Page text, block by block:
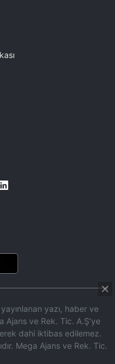
yazı, haber ve
Ajans ve Rek. Tic. A.Ş'ye
dahi iktibas edilemez.
Mega Ajans ve Rek. Tic.